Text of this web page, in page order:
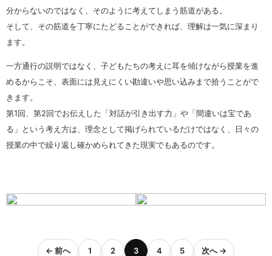
分からないのではなく、そのように考えてしまう筋道がある。
そして、その筋道を丁寧にたどることができれば、理解は一気に深まり
ます。
一方通行の説明ではなく、子どもたちの考えに耳を傾けながら授業を進
めるからこそ、表面には見えにくい勘違いや思い込みまで拾うことがで
きます。
第1回、第2回でお伝えした「対話が引き出す力」や「間違いは宝であ
る」という考え方は、理念として掲げられているだけではなく、日々の
授業の中で繰り返し確かめられてきた現実でもあるのです。
← 前へ 1 2 3 4 5 次へ →